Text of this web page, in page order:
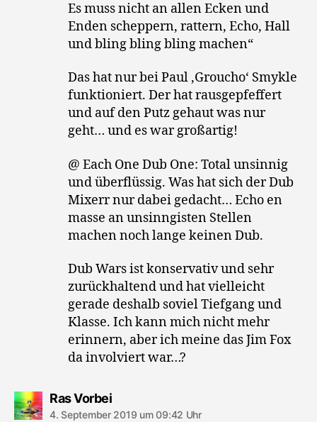
Es muss nicht an allen Ecken und
Enden scheppern, rattern, Echo, Hall
und bling bling bling machen“
Das hat nur bei Paul ‚Groucho‘ Smykle
funktioniert. Der hat rausgepfeffert
und auf den Putz gehaut was nur
geht… und es war großartig!
@ Each One Dub One: Total unsinnig
und überflüssig. Was hat sich der Dub
Mixerr nur dabei gedacht… Echo en
masse an unsinngisten Stellen
machen noch lange keinen Dub.
Dub Wars ist konservativ und sehr
zurückhaltend und hat vielleicht
gerade deshalb soviel Tiefgang und
Klasse. Ich kann mich nicht mehr
erinnern, aber ich meine das Jim Fox
da involviert war…?
Ras Vorbeisagt:
4. September 2019 um 09:42 Uhr